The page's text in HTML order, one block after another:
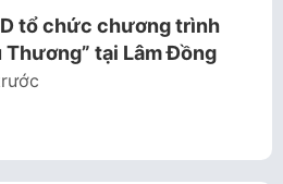
tổ chức chương trình
Thương” tại Lâm Đồng